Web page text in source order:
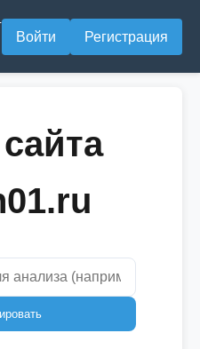
Войти Регистрация